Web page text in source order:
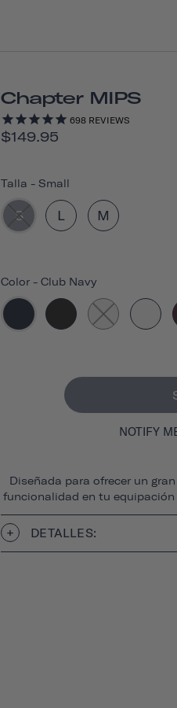
Chapter MIPS
698 REVIEWS
$149.95
Color - Club Navy
Talla - Small
S L M
NOTIFY
Diseñada para ofrecer un
funcionalidad en tu equipación
DETALLES: